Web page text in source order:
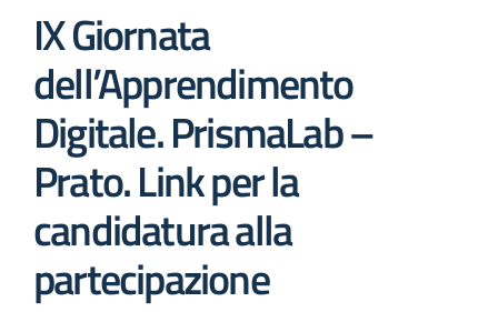
IX Giornata
dell’Apprendimento
Digitale. PrismaLab –
Prato. Link per la
candidatura alla
partecipazione